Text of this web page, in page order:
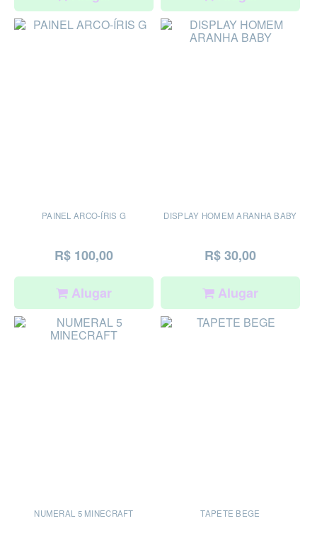
PAINEL ARCO-ÍRIS G
R$ 100,00
Alugar
DISPLAY HOMEM ARANHA BABY
R$ 30,00
Alugar
NUMERAL 5 MINECRAFT TAPETE BEGE